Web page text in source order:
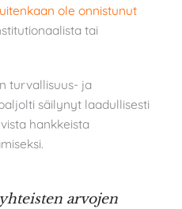
ole onnistunut
tai
turvallisuus- ja
säilynyt laadullisesti
hankkeista
arvojen